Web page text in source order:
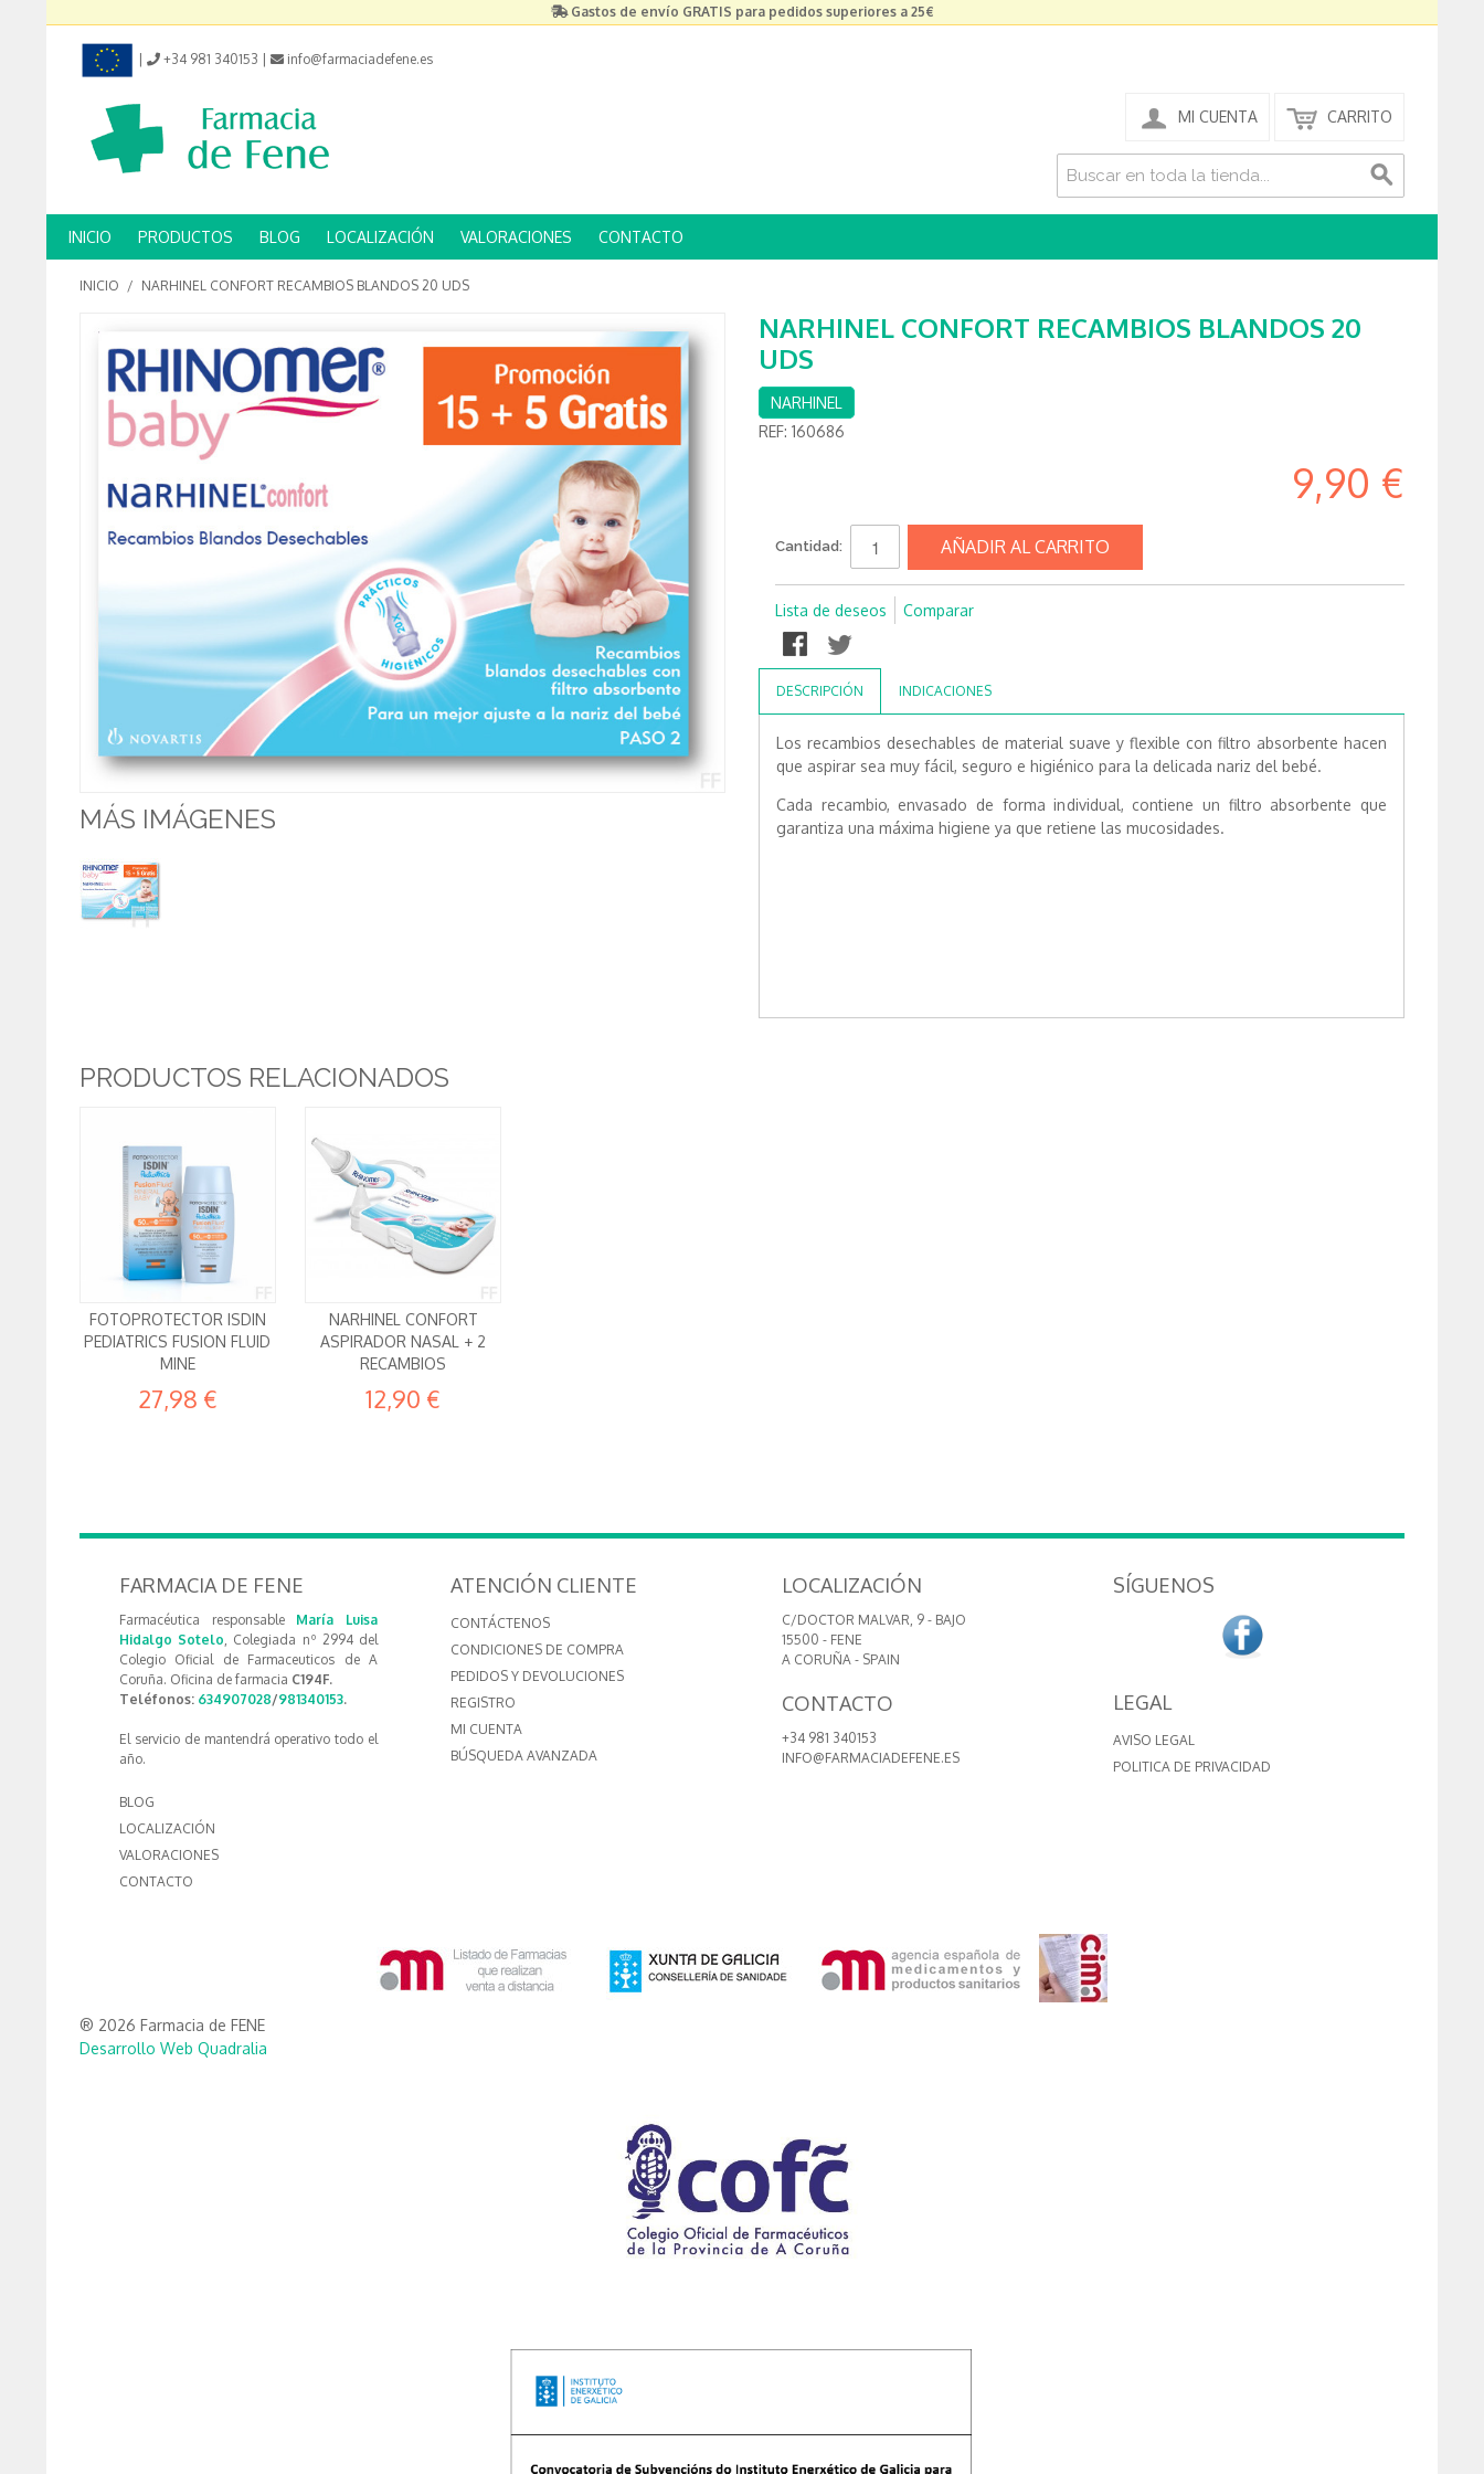
Gastos de envío GRATIS para pedidos superiores a 25€
+34 981 340153 info@farmaciadefene.es
MI CUENTA CARRITO
INICIO PRODUCTOS BLOG LOCALIZACIÓN VALORACIONES CONTACTO
INICIO / NARHINEL CONFORT RECAMBIOS BLANDOS 20 UDS
MÁS IMÁGENES
NARHINEL CONFORT RECAMBIOS BLANDOS 20
UDS
NARHINEL
REF: 160686
9,90 €
Cantidad: AÑADIR AL CARRITO
Lista de deseos Comparar
DESCRIPCIÓN INDICACIONES
Los recambios desechables de material suave y flexible con filtro absorbente hacen
que aspirar sea muy fácil, seguro e higiénico para la delicada nariz del bebé.
Cada recambio, envasado de forma individual, contiene un filtro absorbente que
garantiza una máxima higiene ya que retiene las mucosidades.
PRODUCTOS RELACIONADOS
FOTOPROTECTOR ISDIN
PEDIATRICS FUSION FLUID
MINE
27,98 €
NARHINEL CONFORT
ASPIRADOR NASAL + 2
RECAMBIOS
12,90 €
FARMACIA DE FENE
Farmacéutica responsable María Luisa
Hidalgo Sotelo, Colegiada nº 2994 del
Colegio Oficial de Farmaceuticos de A
Coruña. Oficina de farmacia C194F.
Teléfonos: 634907028/981340153.
El servicio de mantendrá operativo todo el
año.
BLOG
LOCALIZACIÓN
VALORACIONES
CONTACTO
ATENCIÓN CLIENTE
CONTÁCTENOS
CONDICIONES DE COMPRA
PEDIDOS Y DEVOLUCIONES
REGISTRO
MI CUENTA
BÚSQUEDA AVANZADA
LOCALIZACIÓN
C/DOCTOR MALVAR, 9 - BAJO
15500 - FENE
A CORUÑA - SPAIN
CONTACTO
+34 981 340153
INFO@FARMACIADEFENE.ES
SÍGUENOS
LEGAL
AVISO LEGAL
POLITICA DE PRIVACIDAD
® 2026 Farmacia de FENE
Desarrollo Web Quadralia